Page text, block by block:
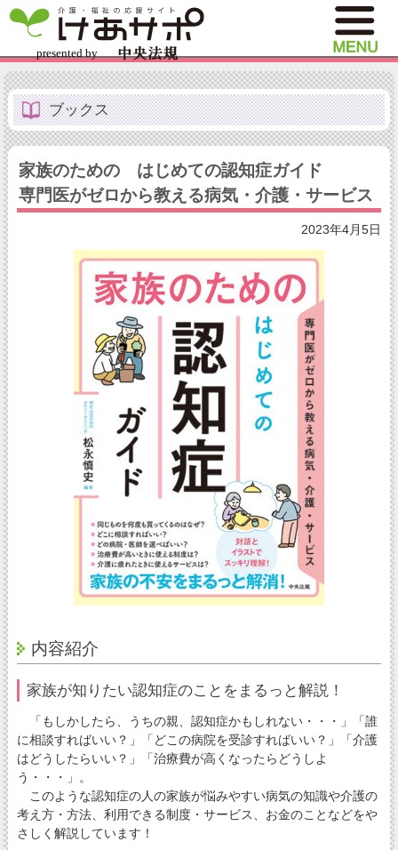
ブックス
家族のための はじめての認知症ガイド
専門医がゼロから教える病気・介護・サービス
2023年4月5日
内容紹介
家族が知りたい認知症のことをまるっと解説！
「もしかしたら、うちの親、認知症かもしれない・・・」「誰
に相談すればいい？」「どこの病院を受診すればいい？」「介護
はどうしたらいい？」「治療費が高くなったらどうしよ
う・・・」。
このような認知症の人の家族が悩みやすい病気の知識や介護の
考え方・方法、利用できる制度・サービス、お金のことなどをや
さしく解説しています！